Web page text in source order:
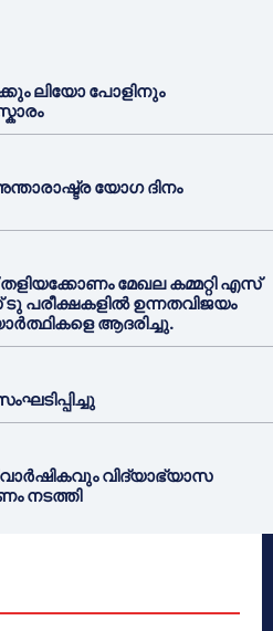
ലിയോ പോളിനും
യോഗ ദിനം
മേഖല കമ്മറ്റി എസ്
ഉന്നതവിജയം
ആദരിച്ചു.
വിദ്യാഭ്യാസ
നടത്തി